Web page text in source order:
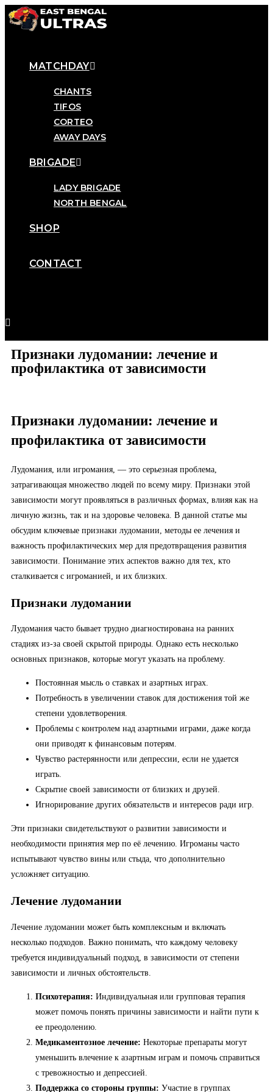
MATCHDAY
CHANTS
TIFOS
CORTEO
AWAY DAYS
BRIGADE
LADY BRIGADE
NORTH BENGAL
SHOP
CONTACT
Признаки лудомании: лечение и
профилактика от зависимости
Признаки лудомании: лечение и
профилактика от зависимости
Лудомания, или игромания, — это серьезная проблема,
затрагивающая множество людей по всему миру. Признаки этой
зависимости могут проявляться в различных формах, влияя как на
личную жизнь, так и на здоровье человека. В данной статье мы
обсудим ключевые признаки лудомании, методы ее лечения и
важность профилактических мер для предотвращения развития
зависимости. Понимание этих аспектов важно для тех, кто
сталкивается с игроманией, и их близких.
Признаки лудомании
Лудомания часто бывает трудно диагностирована на ранних
стадиях из-за своей скрытой природы. Однако есть несколько
основных признаков, которые могут указать на проблему.
Постоянная мысль о ставках и азартных играх.
Потребность в увеличении ставок для достижения той же
степени удовлетворения.
Проблемы с контролем над азартными играми, даже когда
они приводят к финансовым потерям.
Чувство растерянности или депрессии, если не удается
играть.
Скрытие своей зависимости от близких и друзей.
Игнорирование других обязательств и интересов ради игр.
Эти признаки свидетельствуют о развитии зависимости и
необходимости принятия мер по её лечению. Игроманы часто
испытывают чувство вины или стыда, что дополнительно
усложняет ситуацию.
Лечение лудомании
Лечение лудомании может быть комплексным и включать
несколько подходов. Важно понимать, что каждому человеку
требуется индивидуальный подход, в зависимости от степени
зависимости и личных обстоятельств.
Психотерапия: Индивидуальная или групповая терапия
может помочь понять причины зависимости и найти пути к
ее преодолению.
Медикаментозное лечение: Некоторые препараты могут
уменьшить влечение к азартным играм и помочь справиться
с тревожностью и депрессией.
Поддержка со стороны группы: Участие в группах